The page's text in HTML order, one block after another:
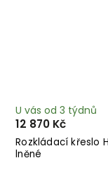
Rozkládací křeslo
lněné
U vás od 3 týdnů
12 870 Kč